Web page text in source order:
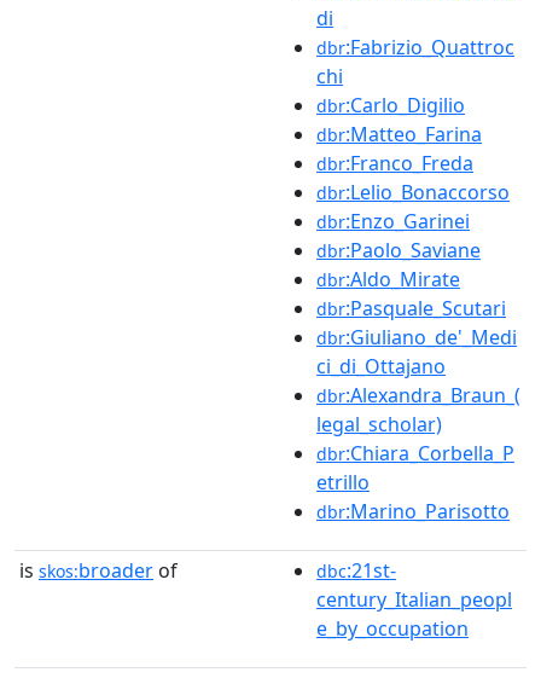
di
dbr:Fabrizio_Quattroc
chi
dbr:Carlo_Digilio
dbr:Matteo_Farina
dbr:Franco_Freda
dbr:Lelio_Bonaccorso
dbr:Enzo_Garinei
dbr:Paolo_Saviane
dbr:Aldo_Mirate
dbr:Pasquale_Scutari
dbr:Giuliano_de'_Medi
ci_di_Ottajano
dbr:Alexandra_Braun_(
legal_scholar)
dbr:Chiara_Corbella_P
etrillo
dbr:Marino_Parisotto
is skos:broader of dbc:21st-
century_Italian_peopl
e_by_occupation